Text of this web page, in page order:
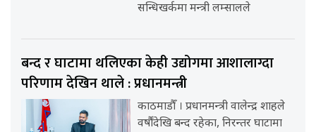
सन्धिखर्कमा मन्त्री लम्सालले
बन्द र घाटामा थलिएका केही उद्योगमा आशालाग्दा
परिणाम देखिन थाले : प्रधानमन्त्री
काठमाडौँ । प्रधानमन्त्री वालेन्द्र शाहले
वर्षौंदेखि बन्द रहेका, निरन्तर घाटामा